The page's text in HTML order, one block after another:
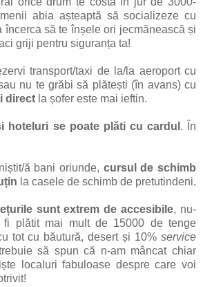
abia așteaptă să socializeze cu
încerca să te înșele ori jecmănească și
griji pentru siguranța ta!
transport/taxi de la/la aeroport cu
nu te grăbi să plătești (în avans) cu
direct la șofer este mai ieftin.
hoteluri se poate plăti cu cardul . În
ă bani oriunde, cursul de schimb
la casele de schimb de pretutindeni.
sunt extrem de accesibile, nu-
fi plătit mai mult de 15000 de tenge
tot cu băutură, desert și 10% service
să spun că n-am mâncat chiar
localuri fabuloase despre care voi